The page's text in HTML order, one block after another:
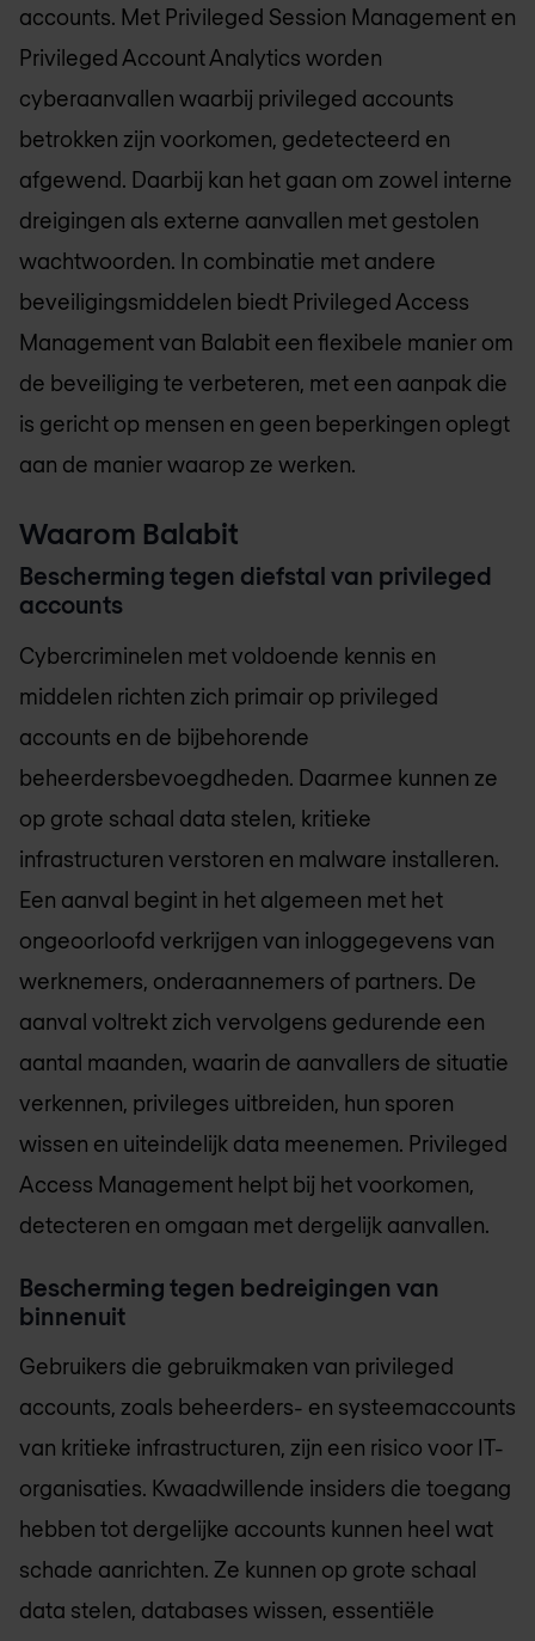
accounts. Met Privileged Session Management en
Privileged Account Analytics worden
cyberaanvallen waarbij privileged accounts
betrokken zijn voorkomen, gedetecteerd en
afgewend. Daarbij kan het gaan om zowel interne
dreigingen als externe aanvallen met gestolen
wachtwoorden. In combinatie met andere
beveiligingsmiddelen biedt Privileged Access
Management van Balabit een flexibele manier om
de beveiliging te verbeteren, met een aanpak die
is gericht op mensen en geen beperkingen oplegt
aan de manier waarop ze werken.
Waarom Balabit
Bescherming tegen diefstal van privileged
accounts
Cybercriminelen met voldoende kennis en
middelen richten zich primair op privileged
accounts en de bijbehorende
beheerdersbevoegdheden. Daarmee kunnen ze
op grote schaal data stelen, kritieke
infrastructuren verstoren en malware installeren.
Een aanval begint in het algemeen met het
ongeoorloofd verkrijgen van inloggegevens van
werknemers, onderaannemers of partners. De
aanval voltrekt zich vervolgens gedurende een
aantal maanden, waarin de aanvallers de situatie
verkennen, privileges uitbreiden, hun sporen
wissen en uiteindelijk data meenemen. Privileged
Access Management helpt bij het voorkomen,
detecteren en omgaan met dergelijk aanvallen.
Bescherming tegen bedreigingen van
binnenuit
Gebruikers die gebruikmaken van privileged
accounts, zoals beheerders- en systeemaccounts
van kritieke infrastructuren, zijn een risico voor IT-
organisaties. Kwaadwillende insiders die toegang
hebben tot dergelijke accounts kunnen heel wat
schade aanrichten. Ze kunnen op grote schaal
data stelen, databases wissen, essentiële